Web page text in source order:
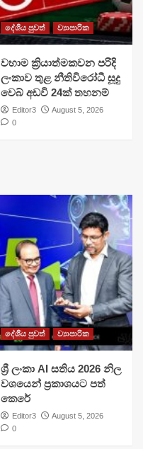
දේශීය පුවත් ව්‍යාපාරික
වහාම ක්‍රියාත්මකවන පරිදි
ලංකාව තුළ නීතිවිරෝධී සූදු
වෙබ් අඩවි 24ක් තහනම්
Editor3
August 5, 2026
0
දේශීය පුවත් ව්‍යාපාරික
ශ්‍රී ලංකා AI සතිය 2026 නිල
වශයෙන් ප්‍රකාශයට පත්
කෙරේ
Editor3
August 5, 2026
0